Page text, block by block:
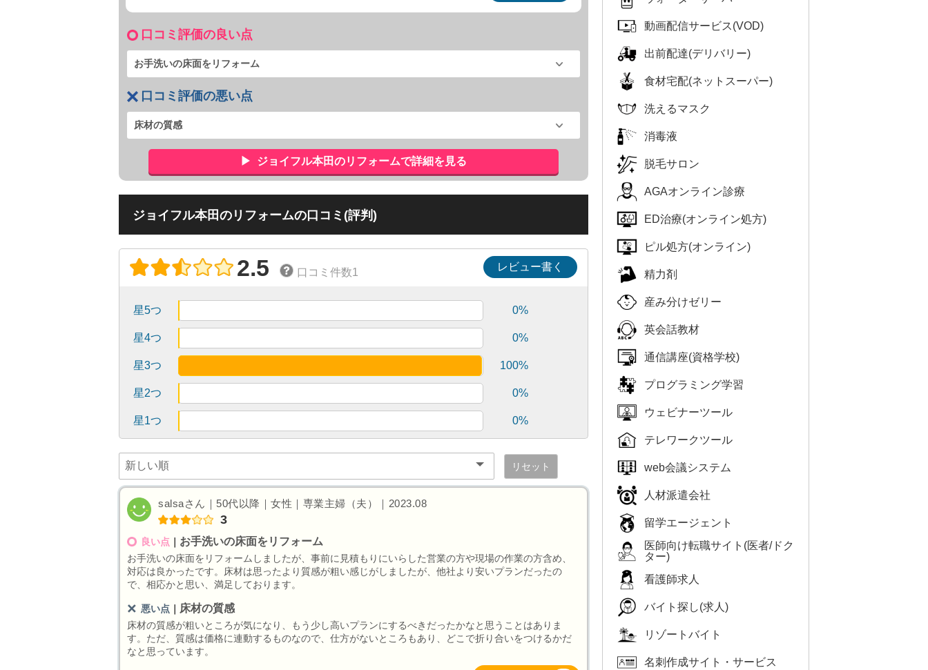
口コミ評価の良い点
お手洗いの床面をリフォーム
口コミ評価の悪い点
床材の質感
ジョイフル本田のリフォームで詳細を見る
ジョイフル本田のリフォームの口コミ(評判)
2.5 口コミ件数1 レビュー書く
星5つ 0%
星4つ 0%
星3つ 100%
星2つ 0%
星1つ 0%
リセット
salsaさん｜50代以降｜女性｜専業主婦（夫）｜2023.08
3
良い点 お手洗いの床面をリフォーム
お手洗いの床面をリフォームしましたが、事前に見積もりにいらした営業の方や現場の作業の方含め、
対応は良かったです。床材は思ったより質感が粗い感じがしましたが、他社より安いプランだったの
で、相応かと思い、満足しております。
悪い点 床材の質感
床材の質感が粗いところが気になり、もう少し高いプランにするべきだったかなと思うことはありま
す。ただ、質感は価格に連動するものなので、仕方がないところもあり、どこで折り合いをつけるかだ
なと思っています。
動画配信サービス(VOD)
出前配達(デリバリー)
食材宅配(ネットスーパー)
洗えるマスク
消毒液
脱毛サロン
AGAオンライン診療
ED治療(オンライン処方)
ピル処方(オンライン)
精力剤
産み分けゼリー
英会話教材
通信講座(資格学校)
プログラミング学習
ウェビナーツール
テレワークツール
web会議システム
人材派遣会社
留学エージェント
医師向け転職サイト(医者/ドク
ター)
看護師求人
バイト探し(求人)
リゾートバイト
名刺作成サイト・サービス